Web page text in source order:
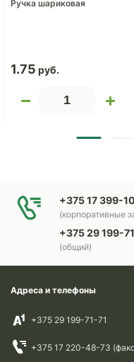
Ручка шариковая
1.75
+375 17 399-
(корпоративные
+375 29 199-
(общий)
Адреса и телефоны
+375 29 199-71-71
+375 17 220-48-73